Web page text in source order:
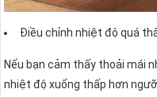
Điều chỉnh nhiệt độ quá
Nếu bạn cảm thấy thoải mái
nhiệt độ xuống thấp hơn